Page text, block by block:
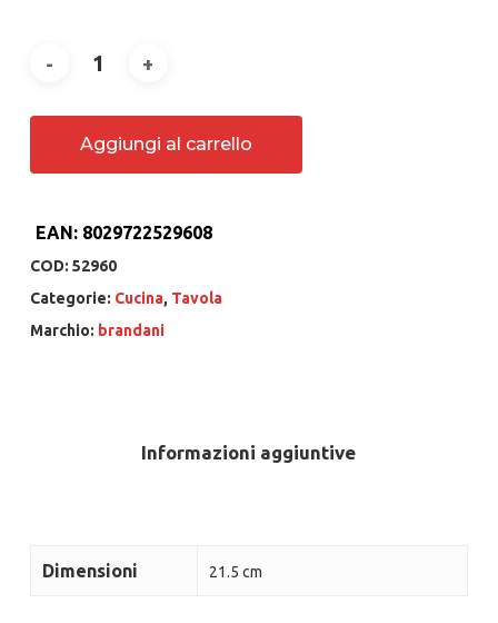
Aggiungi al carrello
EAN: 8029722529608
COD: 52960
Categorie: Cucina, Tavola
Marchio: brandani
Informazioni aggiuntive
Dimensioni 21.5 cm